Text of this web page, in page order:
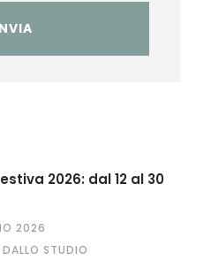
2026: dal 12 al 30
2026
STUDIO